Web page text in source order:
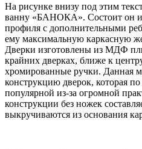
На рисунке внизу под этим
ванну «БАНОКА». Состоит он
профиля с дополнительными
ему максимальную каркасную
Дверки изготовлены из МДФ
крайних дверках, ближе к
хромированные ручки. Данная
конструкцию дверок, которая по
популярной из-за огромной
конструкции без ножек
выкручиваются из основания